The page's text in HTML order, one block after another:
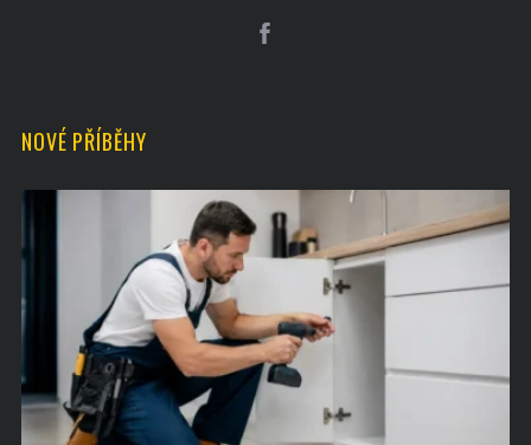
NOVÉ PŘÍBĚHY